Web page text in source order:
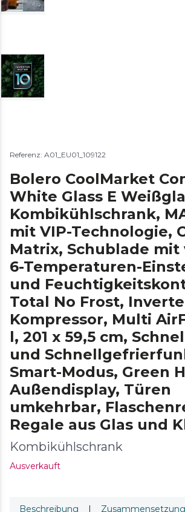
Referenz: A01_EU01_109122
Bolero CoolMarket
White Glass E
Kombikühlschrank,
mit VIP-Technologie,
Matrix, Schublade mit
6-Temperaturen-
und
Total No Frost,
Kompressor, Multi
l, 201 x 59,5 cm,
und
Smart-Modus, Green
Außendisplay, Türen
umkehrbar,
Regale aus Glas und
Kombikühlschrank
Ausverkauft
Beschreibung | Zusammensetzung